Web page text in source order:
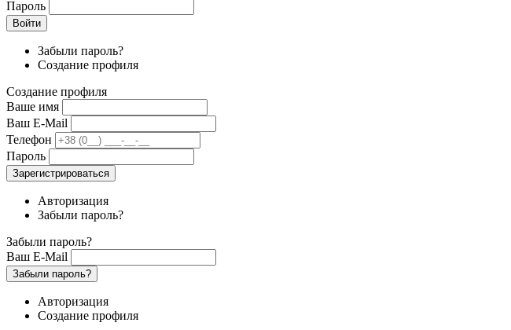
Пароль
Войти
Забыли пароль?
Создание профиля
Создание профиля
Ваше имя
Ваш E-Mail
Телефон
Пароль
Зарегистрироваться
Авторизация
Забыли пароль?
Забыли пароль?
Ваш E-Mail
Забыли пароль?
Авторизация
Создание профиля